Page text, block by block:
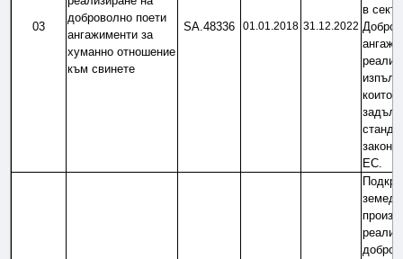
03
доброволно поети
ангажименти за
хуманно отношение
към свинете
SA.48336 01.01.2018 31.12.2022
в
които
ЕС.